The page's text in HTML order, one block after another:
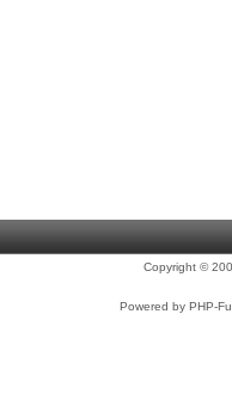
Copyright ©
Powered by PHP-